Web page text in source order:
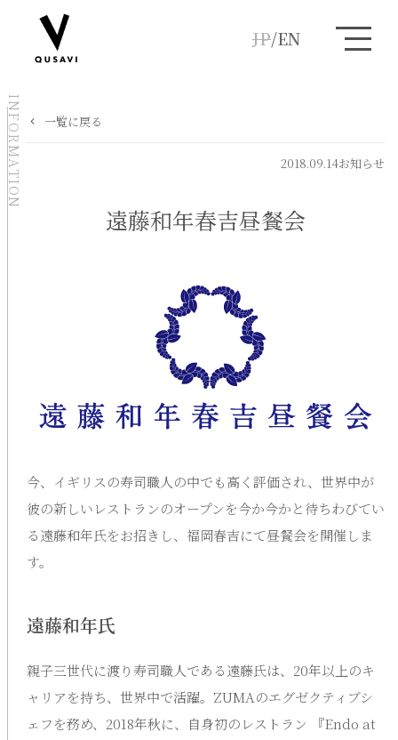
JP/EN
INFORMATION 一覧に戻る
2018.09.14お知らせ
遠藤和年春吉昼餐会
今、イギリスの寿司職人の中でも高く評価され、世界中が
彼の新しいレストランのオープンを今か今かと待ちわびてい
る遠藤和年氏をお招きし、福岡春吉にて昼餐会を開催しま
す。
遠藤和年氏
親子三世代に渡り寿司職人である遠藤氏は、20年以上のキ
ャリアを持ち、世界中で活躍。ZUMAのエグゼクティブシ
ェフを務め、2018年秋に、自身初のレストラン 『Endo at